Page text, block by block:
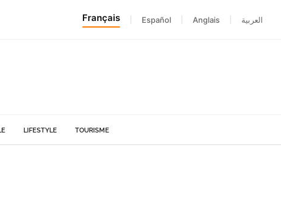
Français Español Anglais العربية
LIFESTYLE TOURISME